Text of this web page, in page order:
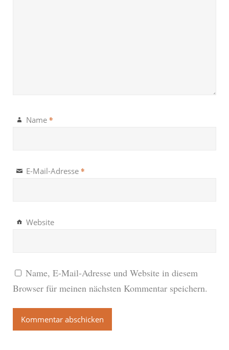
Name *
E-Mail-Adresse *
Website
Name, E-Mail-Adresse und Website in diesem
Browser für meinen nächsten Kommentar speichern.